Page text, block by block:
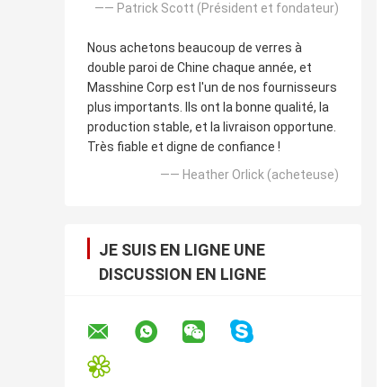
—— Patrick Scott (Président et fondateur)
Nous achetons beaucoup de verres à
double paroi de Chine chaque année, et
Masshine Corp est l'un de nos fournisseurs
plus importants. Ils ont la bonne qualité, la
production stable, et la livraison opportune.
Très fiable et digne de confiance !
—— Heather Orlick (acheteuse)
JE SUIS EN LIGNE UNE
DISCUSSION EN LIGNE